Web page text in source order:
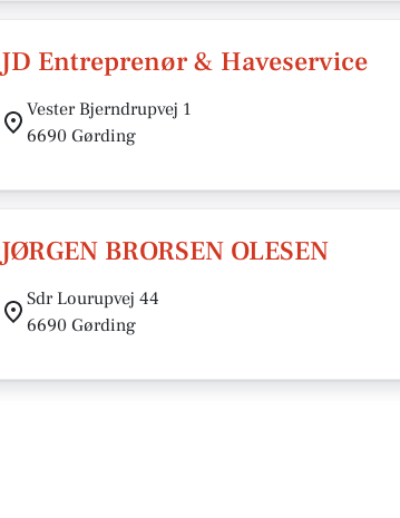
JD Entreprenør & Haveservice
Vester Bjerndrupvej 1
6690 Gørding
JØRGEN BRORSEN OLESEN
Sdr Lourupvej 44
6690 Gørding